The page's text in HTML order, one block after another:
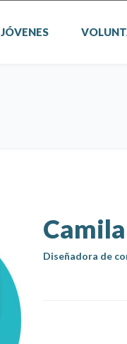
JÓVENES
Diseñadora de